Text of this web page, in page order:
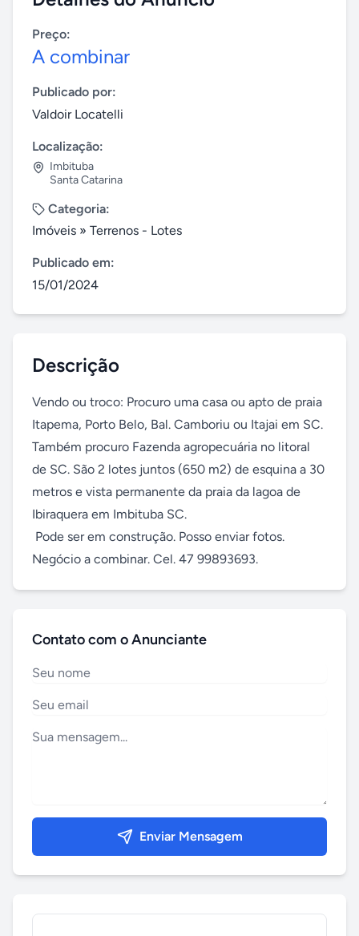
Preço:
A combinar
Publicado por:
Valdoir Locatelli
Localização:
Imbituba
Santa Catarina
Categoria:
Imóveis » Terrenos - Lotes
Publicado em:
15/01/2024
Descrição
Vendo ou troco: Procuro uma casa ou apto de praia
Itapema, Porto Belo, Bal. Camboriu ou Itajai em SC.
Também procuro Fazenda agropecuária no litoral
de SC. São 2 lotes juntos (650 m2) de esquina a 30
metros e vista permanente da praia da lagoa de
Ibiraquera em Imbituba SC.
Negócio a combinar. Cel. 47 99893693.
Contato com o Anunciante
Enviar Mensagem